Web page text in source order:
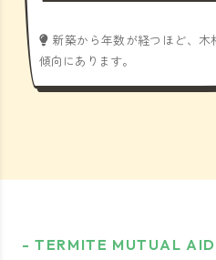
新築から年数が経つほど、
傾向にあります。
- TERMITE MUTUAL